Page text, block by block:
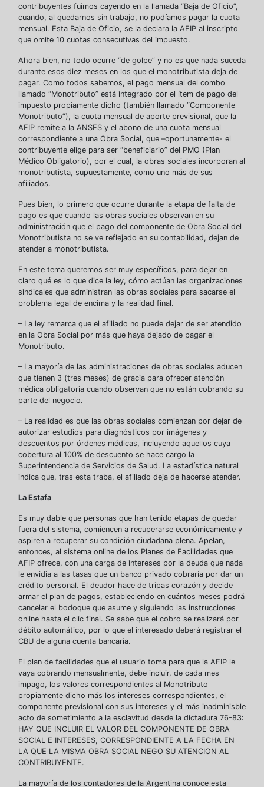
contribuyentes fuimos cayendo en la llamada “Baja de Oficio”,
cuando, al quedarnos sin trabajo, no podíamos pagar la cuota
mensual. Esta Baja de Oficio, se la declara la AFIP al inscripto
que omite 10 cuotas consecutivas del impuesto.
Ahora bien, no todo ocurre “de golpe” y no es que nada suceda
durante esos diez meses en los que el monotributista deja de
pagar. Como todos sabemos, el pago mensual del combo
llamado “Monotributo” está integrado por el ítem de pago del
impuesto propiamente dicho (también llamado “Componente
Monotributo”), la cuota mensual de aporte previsional, que la
AFIP remite a la ANSES y el abono de una cuota mensual
correspondiente a una Obra Social, que –oportunamente- el
contribuyente elige para ser “beneficiario” del PMO (Plan
Médico Obligatorio), por el cual, la obras sociales incorporan al
monotributista, supuestamente, como uno más de sus
afiliados.
Pues bien, lo primero que ocurre durante la etapa de falta de
pago es que cuando las obras sociales observan en su
administración que el pago del componente de Obra Social del
Monotributista no se ve reflejado en su contabilidad, dejan de
atender a monotributista.
En este tema queremos ser muy específicos, para dejar en
claro qué es lo que dice la ley, cómo actúan las organizaciones
sindicales que administran las obras sociales para sacarse el
problema legal de encima y la realidad final.
– La ley remarca que el afiliado no puede dejar de ser atendido
en la Obra Social por más que haya dejado de pagar el
Monotributo.
– La mayoría de las administraciones de obras sociales aducen
que tienen 3 (tres meses) de gracia para ofrecer atención
médica obligatoria cuando observan que no están cobrando su
parte del negocio.
– La realidad es que las obras sociales comienzan por dejar de
autorizar estudios para diagnósticos por imágenes y
descuentos por órdenes médicas, incluyendo aquellos cuya
cobertura al 100% de descuento se hace cargo la
Superintendencia de Servicios de Salud. La estadística natural
indica que, tras esta traba, el afiliado deja de hacerse atender.
La Estafa
Es muy dable que personas que han tenido etapas de quedar
fuera del sistema, comiencen a recuperarse económicamente y
aspiren a recuperar su condición ciudadana plena. Apelan,
entonces, al sistema online de los Planes de Facilidades que
AFIP ofrece, con una carga de intereses por la deuda que nada
le envidia a las tasas que un banco privado cobraría por dar un
crédito personal. El deudor hace de tripas corazón y decide
armar el plan de pagos, estableciendo en cuántos meses podrá
cancelar el bodoque que asume y siguiendo las instrucciones
online hasta el clic final. Se sabe que el cobro se realizará por
débito automático, por lo que el interesado deberá registrar el
CBU de alguna cuenta bancaria.
El plan de facilidades que el usuario toma para que la AFIP le
vaya cobrando mensualmente, debe incluir, de cada mes
impago, los valores correspondientes al Monotributo
propiamente dicho más los intereses correspondientes, el
componente previsional con sus intereses y el más inadminisble
acto de sometimiento a la esclavitud desde la dictadura 76-83:
HAY QUE INCLUIR EL VALOR DEL COMPONENTE DE OBRA
SOCIAL E INTERESES, CORRESPONDIENTE A LA FECHA EN
LA QUE LA MISMA OBRA SOCIAL NEGO SU ATENCION AL
CONTRIBUYENTE.
La mayoría de los contadores de la Argentina conoce esta